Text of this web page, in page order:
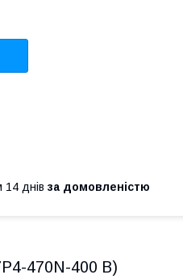
14 днів за домовленістю
470N-400 B)